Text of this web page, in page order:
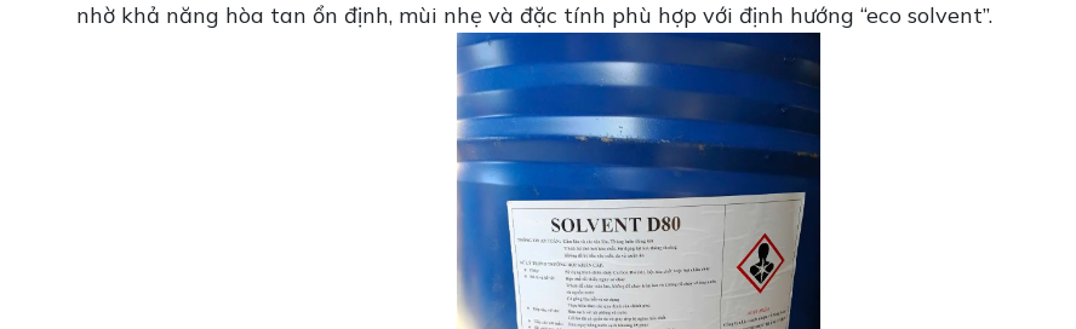
nhờ khả năng hòa tan ổn định, mùi nhẹ và đặc tính phù hợp với định hướng “eco solvent”.